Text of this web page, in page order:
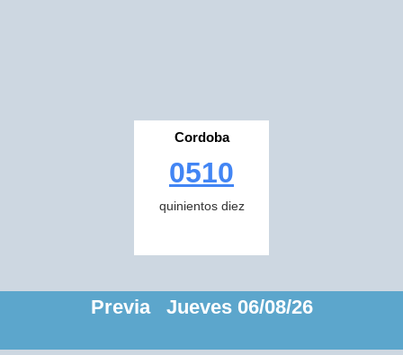
Cordoba
0510
quinientos diez
Previa Jueves 06/08/26